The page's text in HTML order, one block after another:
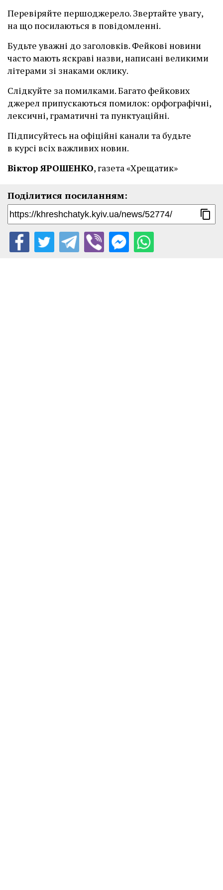
Перевіряйте першоджерело. Звертайте увагу,
на що посилаються в повідомленні.
Будьте уважні до заголовків. Фейкові новини
часто мають яскраві назви, написані великими
літерами зі знаками оклику.
Слідкуйте за помилками. Багато фейкових
джерел припускаються помилок: орфографічні,
лексичні, граматичні та пунктуаційні.
Підписуйтесь на офіційні канали та будьте
в курсі всіх важливих новин.
Віктор ЯРОШЕНКО, газета «Хрещатик»